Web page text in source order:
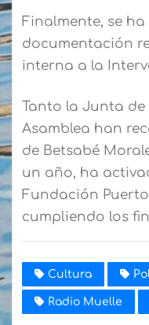
Finalmente, se
documentación
interna a la
Tanto la Junta
Asamblea han
de Betsabé
un año, ha
Fundación
cumpliendo los
Cultura
Radio Muelle